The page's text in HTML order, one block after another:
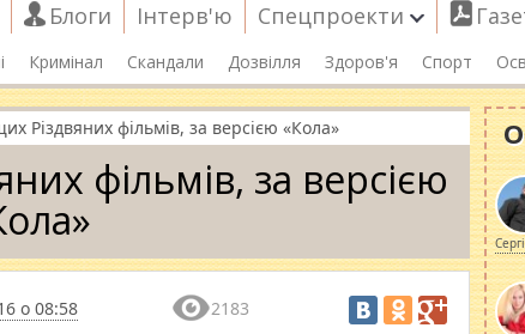
Блоги Інтерв'ю Спецпроекти
Кримінал Скандали Дозвілля Здоров'я Спорт
Різдвяних фільмів, за версією «Кола»
фільмів, за версією
о 08:58 2183